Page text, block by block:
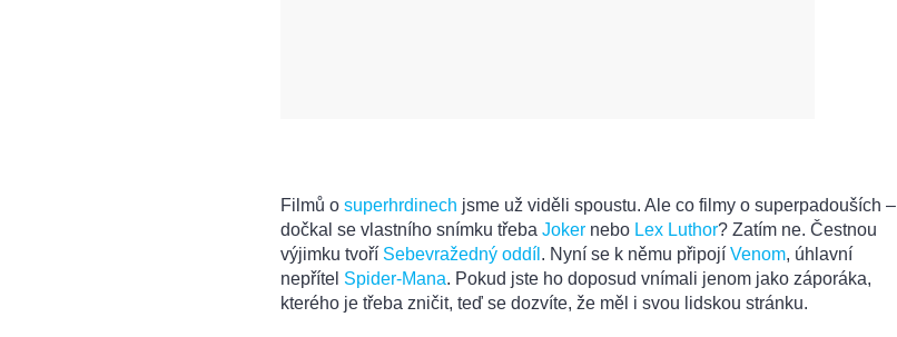
Filmů o superhrdinech jsme už viděli spoustu. Ale co filmy o superpadouších –
dočkal se vlastního snímku třeba Joker nebo Lex Luthor? Zatím ne. Čestnou
výjimku tvoří Sebevražedný oddíl . Nyní se k němu připojí Venom, úhlavní
nepřítel Spider-Mana. Pokud jste ho doposud vnímali jenom jako záporáka,
kterého je třeba zničit, teď se dozvíte, že měl i svou lidskou stránku.